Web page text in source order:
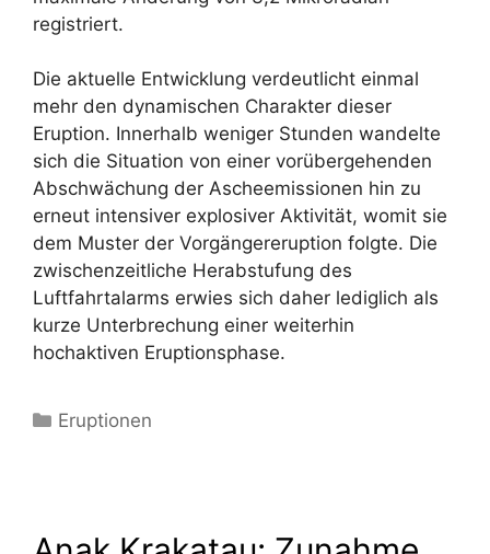
registriert.
Die aktuelle Entwicklung verdeutlicht einmal
mehr den dynamischen Charakter dieser
Eruption. Innerhalb weniger Stunden wandelte
sich die Situation von einer vorübergehenden
Abschwächung der Ascheemissionen hin zu
erneut intensiver explosiver Aktivität, womit sie
dem Muster der Vorgängereruption folgte. Die
zwischenzeitliche Herabstufung des
Luftfahrtalarms erwies sich daher lediglich als
kurze Unterbrechung einer weiterhin
hochaktiven Eruptionsphase.
Kategorien
Eruptionen